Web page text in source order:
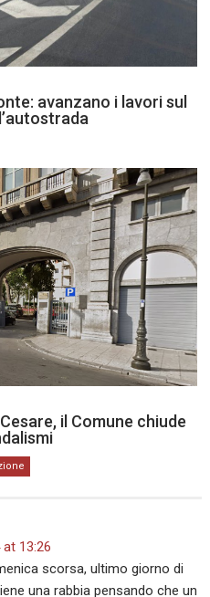
avanzano i lavori sul
il Comune chiude
13:26
scorsa, ultimo giorno di
una rabbia pensando che un